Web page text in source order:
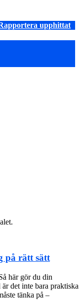
upphittat
på rätt sätt
här gör du din
det inte bara praktiska
tänka på –